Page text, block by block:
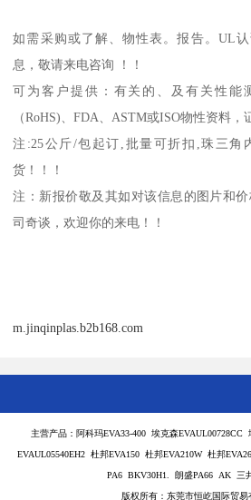
如需采购或了解、物性表。报告。 UL
息，敬请来电咨询 ！！
可为客户提供：有关的、及有关性能
（RoHS) 、FDA ASTM或ISO物性资料，
注 :25公斤/包起订 批量可折扣 珠三角
货！！！
注：新报价敬及其如对该信息的图片和
司奇谈，欢迎你的来电！！
m.jinqinplas.b2b168.com
主营产品：阿科玛EVA33-400 埃克森EVAUL00728CC
EVAUL05540EH2 杜邦EVA150 杜邦EVA210W 杜邦
PA6 BKV30H1. 朗盛PA66 AK 三
版权所有：东莞市恒屹国际贸易